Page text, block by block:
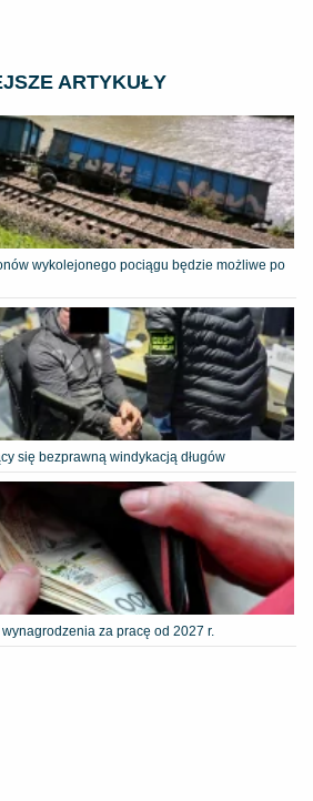
ARTYKUŁY
wykolejonego pociągu będzie możliwe po
się bezprawną windykacją długów
za pracę od 2027 r.